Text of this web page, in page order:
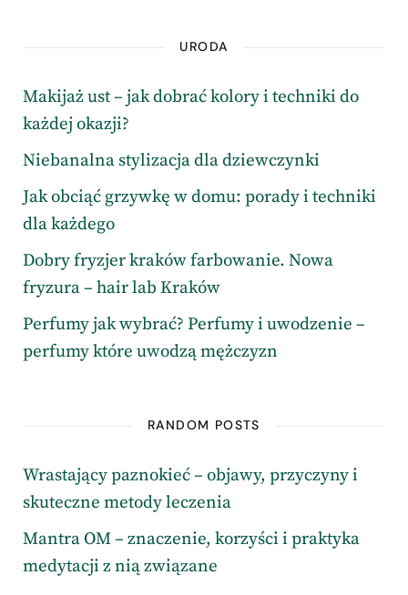
URODA
Makijaż ust – jak dobrać kolory i techniki do
każdej okazji?
Niebanalna stylizacja dla dziewczynki
Jak obciąć grzywkę w domu: porady i techniki
dla każdego
Dobry fryzjer kraków farbowanie. Nowa
fryzura – hair lab Kraków
Perfumy jak wybrać? Perfumy i uwodzenie –
perfumy które uwodzą mężczyzn
RANDOM POSTS
Wrastający paznokieć – objawy, przyczyny i
skuteczne metody leczenia
Mantra OM – znaczenie, korzyści i praktyka
medytacji z nią związane